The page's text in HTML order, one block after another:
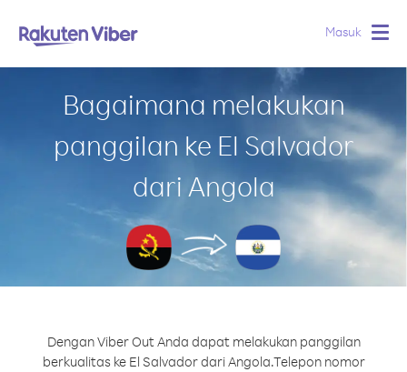
Masuk
Bagaimana melakukan
panggilan ke El Salvador
dari Angola
Dengan Viber Out Anda dapat melakukan panggilan
berkualitas ke El Salvador dari Angola.Telepon nomor